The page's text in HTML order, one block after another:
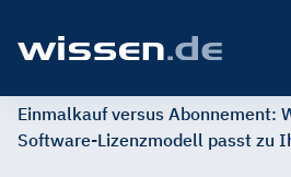
Einmalkauf versus Abonnement:
Software-Lizenzmodell passt zu